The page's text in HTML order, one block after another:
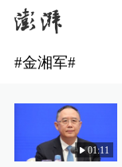
#金湘军#
01:11